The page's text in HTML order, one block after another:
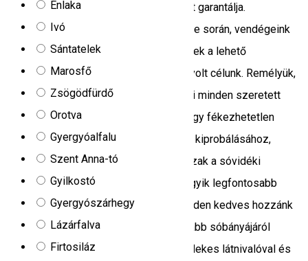
Énlaka
Ivó
Sántatelek
Marosfő
Zsögödfürdő
Orotva
Gyergyóalfalu
Szent Anna-tó
Gyilkostó
Gyergyószárhegy
Lázárfalva
Firtosiláz
nálunk töltött szabdidejének minőségét garantálja.
Vendégházaink tervezése és kivitezése során, vendégeink
élményének és kiemelkedő kényelmének a lehető
legmegfelelöbb szintre való emelése volt célunk. Remélyük,
hogy sikerült rövid izelitönkel felkelteni minden szeretett
vendégünk érdeklödését olyannyira, hogy fékezhetetlen
vágyat érezzenek a Só-kristály élmény kiprobálásához,
újraátéléséhez. A Só kristály vendégházak a sóvidéki
Parajdon a székelyföldi vendéglátás egyik legfontosabb
helységében, rendelkezésre állnak minden kedves hozzánk
látogató befogadására. Parajd a leginkább sóbányájáról
elhiresült turistaközpont, számtalan érdekes látnivalóval és